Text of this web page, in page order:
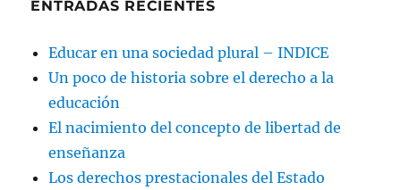
ENTRADAS RECIENTES
Educar en una sociedad plural – INDICE
Un poco de historia sobre el derecho a la
educación
El nacimiento del concepto de libertad de
enseñanza
Los derechos prestacionales del Estado